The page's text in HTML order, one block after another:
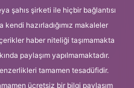
şahıs şirketi ile hiçbir bağlantısı
hazırladığımız makaleler
haber niteliği taşımamakta
paylaşım yapılmamaktadır.
tamamen tesadüfidir.
ücretsiz bir bilgi paylaşım